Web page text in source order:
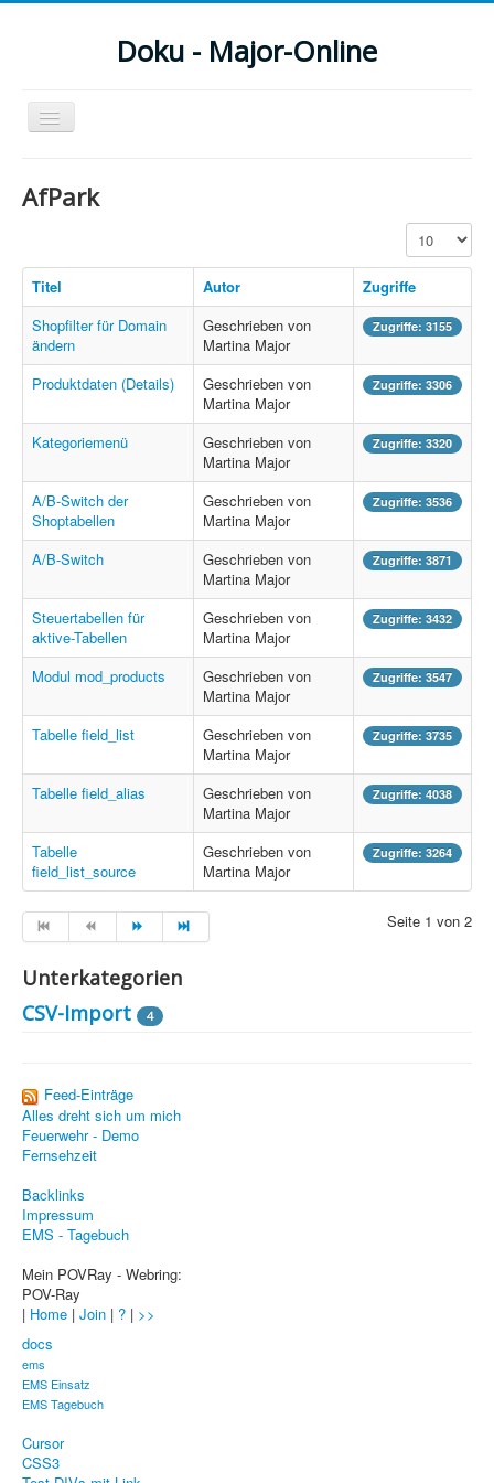
Doku - Major-Online
Navigation
an/aus
PHP
Webdesign
CMS
Grafik
Sicherheit
PovRay +
PovRay
PHP
Webdesign
Grafik
JavaScript
Sicherheit
CMS
Grafik
JavaScript
Sicherheit
Home
PHP
CMS
AfPark
Anzeige #
Titel Autor
Zugriffe
Shopfilter für Domain
ändern
Geschrieben von
Martina Major
Zugriffe: 3155
Produktdaten (Details)
Geschrieben von
Martina Major
Zugriffe: 3306
Kategoriemenü
Geschrieben von
Martina Major
Zugriffe: 3320
A/B-Switch der
Shoptabellen
Geschrieben von
Martina Major
Zugriffe: 3536
A/B-Switch
Geschrieben von
Martina Major
Zugriffe: 3871
Steuertabellen für
aktive-Tabellen
Geschrieben von
Martina Major
Zugriffe: 3432
Modul mod_products
Geschrieben von
Martina Major
Zugriffe: 3547
Tabelle field_list
Geschrieben von
Martina Major
Zugriffe: 3735
Tabelle field_alias
Geschrieben von
Martina Major
Zugriffe: 4038
Tabelle
field_list_source
Geschrieben von
Martina Major
Zugriffe: 3264
Seite 1 von 2
Unterkategorien
CSV-Import
4
Feed-Einträge
Alles dreht sich um mich
Feuerwehr - Demo
Fernsehzeit
Backlinks
Impressum
EMS - Tagebuch
Mein POVRay - Webring:
POV-Ray
| Home | Join | ? | >>
docs
ems
EMS Einsatz
EMS Tagebuch
Cursor
CSS3